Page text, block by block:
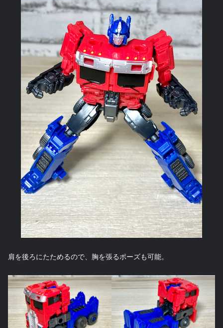
肩を後ろにたためるので、胸を張るポーズも可能。